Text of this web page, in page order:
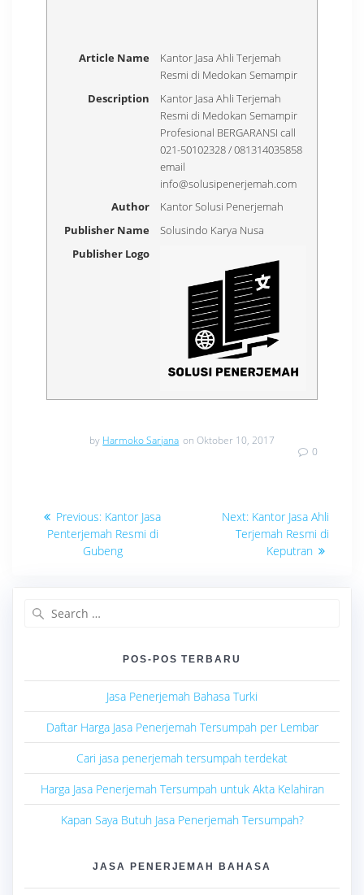
Article Name
Kantor Jasa Ahli Terjemah
Resmi di Medokan Semampir
Description
Kantor Jasa Ahli Terjemah
Resmi di Medokan Semampir
Profesional BERGARANSI call
021-50102328 / 081314035858
email
info@solusipenerjemah.com
Author
Kantor Solusi Penerjemah
Publisher Name
Solusindo Karya Nusa
Publisher Logo
by Harmoko Sarjana on Oktober 10, 2017
0
Navigasi
pos
Previous: Previous
post:
Kantor Jasa
Penterjemah Resmi di
Gubeng
Next: Next
post:
Kantor Jasa Ahli
Terjemah Resmi di
Keputran
POS-POS TERBARU
Jasa Penerjemah Bahasa Turki
Daftar Harga Jasa Penerjemah Tersumpah per Lembar
Cari jasa penerjemah tersumpah terdekat
Harga Jasa Penerjemah Tersumpah untuk Akta Kelahiran
Kapan Saya Butuh Jasa Penerjemah Tersumpah?
JASA PENERJEMAH BAHASA